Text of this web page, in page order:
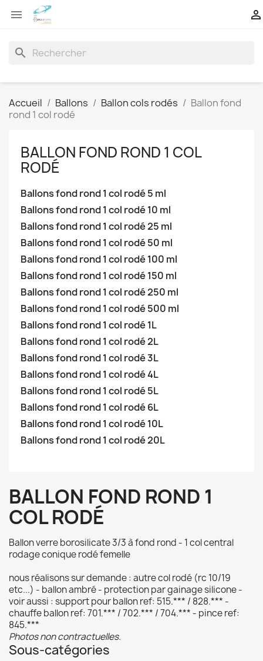
 
search
Accueil Ballons Ballon cols rodés
Ballon fond
rond 1 col rodé
BALLON FOND ROND 1 COL
RODÉ
Ballons fond rond 1 col rodé 5 ml
Ballons fond rond 1 col rodé 10 ml
Ballons fond rond 1 col rodé 25 ml
Ballons fond rond 1 col rodé 50 ml
Ballons fond rond 1 col rodé 100 ml
Ballons fond rond 1 col rodé 150 ml
Ballons fond rond 1 col rodé 250 ml
Ballons fond rond 1 col rodé 500 ml
Ballons fond rond 1 col rodé 1L
Ballons fond rond 1 col rodé 2L
Ballons fond rond 1 col rodé 3L
Ballons fond rond 1 col rodé 4L
Ballons fond rond 1 col rodé 5L
Ballons fond rond 1 col rodé 6L
Ballons fond rond 1 col rodé 10L
Ballons fond rond 1 col rodé 20L
BALLON FOND ROND 1
COL RODÉ
Ballon verre borosilicate 3/3 à fond rond - 1 col central
rodage conique rodé femelle
nous réalisons sur demande : autre col rodé (rc 10/19
etc...) - ballon ambré - protection par gainage silicone -
voir aussi : support pour ballon ref: 515.*** / 828.*** -
chauffe ballon ref: 701.*** / 702.*** / 704.*** - pince ref:
845.***
Photos non contractuelles.
Sous-catégories